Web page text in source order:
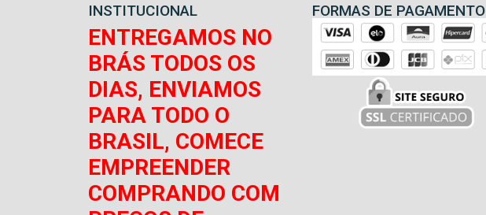
INSTITUCIONAL
ENTREGAMOS NO
BRÁS TODOS OS
DIAS, ENVIAMOS
PARA TODO O
BRASIL, COMECE
EMPREENDER
COMPRANDO COM
FORMAS DE PAGAMENTO